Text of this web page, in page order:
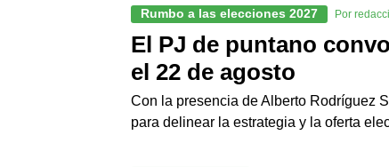
Rumbo a las elecciones 2027 Por
El PJ de puntano
el 22 de agosto
Con la presencia de Alberto Rodríguez
para delinear la estrategia y la oferta